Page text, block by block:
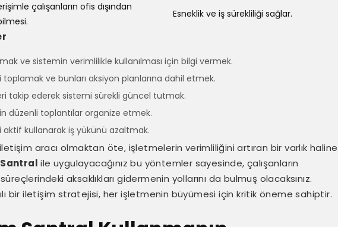
çalışanların ofis dışından
Esneklik ve iş sürekliliği sağlar.
ve sistemin verimlilikle kullanılması için bilgi vermek.
ve bunları aksiyon planlarına dahil etmek.
takip ederek sistemi sürekli güncel tutmak.
düzenli toplantılar organize etmek.
kullanarak iş yükünü azaltmak.
aracı olmaktan öte, işletmelerin verimliliğini artıran bir varlık haline
ile uygulayacağınız bu yöntemler sayesinde, çalışanların
aksaklıkları gidermenin yollarını da bulmuş olacaksınız.
bir iletişim stratejisi, her işletmenin büyümesi için kritik öneme sahiptir.